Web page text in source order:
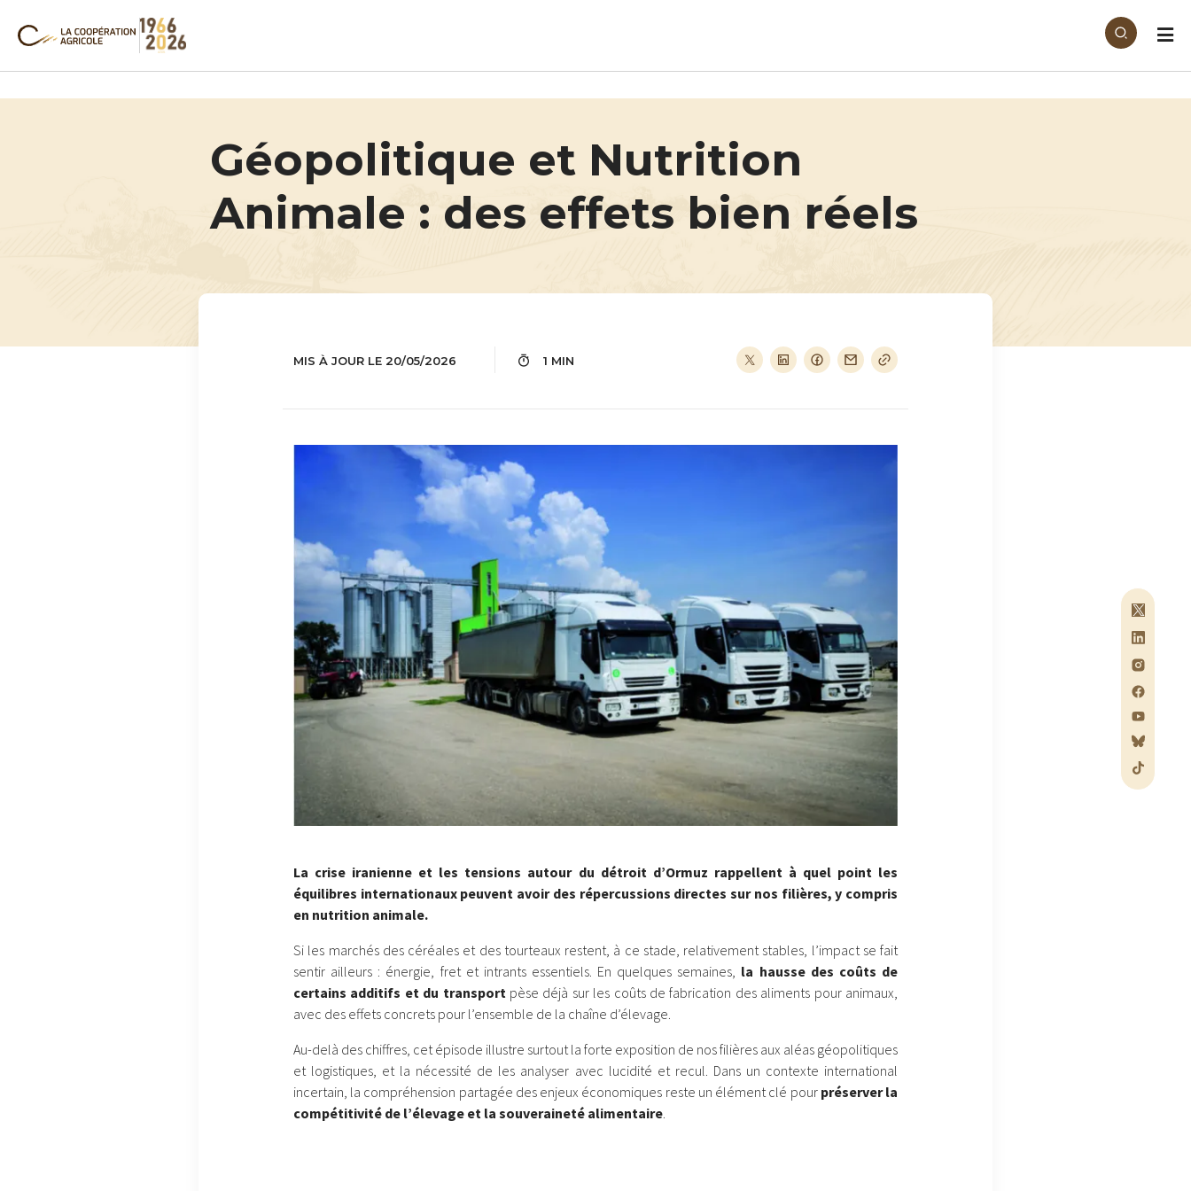
Géopolitique et Nutrition
Animale : des effets bien réels
MIS À JOUR LE 20/05/2026 1 MIN
La crise iranienne et les tensions autour du détroit d’Ormuz rappellent à quel point les
équilibres internationaux peuvent avoir des répercussions directes sur nos filières, y compris
en nutrition animale.
Si les marchés des céréales et des tourteaux restent, à ce stade, relativement stables, l’impact se fait
sentir ailleurs : énergie, fret et intrants essentiels. En quelques semaines, la hausse des coûts de
certains additifs et du transport pèse déjà sur les coûts de fabrication des aliments pour animaux,
avec des effets concrets pour l’ensemble de la chaîne d’élevage.
Au-delà des chiffres, cet épisode illustre surtout la forte exposition de nos filières aux aléas géopolitiques
et logistiques, et la nécessité de les analyser avec lucidité et recul. Dans un contexte international
incertain, la compréhension partagée des enjeux économiques reste un élément clé pour préserver la
compétitivité de l’élevage et la souveraineté alimentaire